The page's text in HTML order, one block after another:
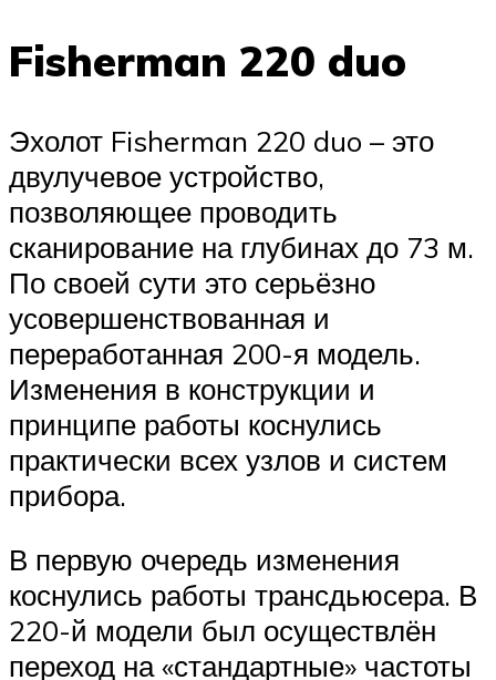
Fisherman 220 duo
Эхолот Fisherman 220 duo – это
двулучевое устройство,
позволяющее проводить
сканирование на глубинах до 73 м.
По своей сути это серьёзно
усовершенствованная и
переработанная 200-я модель.
Изменения в конструкции и
принципе работы коснулись
практически всех узлов и систем
прибора.
В первую очередь изменения
коснулись работы трансдьюсера. В
220-й модели был осуществлён
переход на «стандартные» частоты